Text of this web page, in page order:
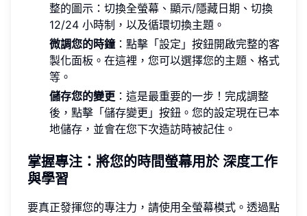
整的圖示：切換全螢幕、顯示/隱藏日期、切換
12/24 小時制，以及循環切換主題。
微調您的時鐘：點擊「設定」按鈕開啟完整的客
製化面板。在這裡，您可以選擇您的主題、格式
等。
儲存您的變更 ：這是最重要的一步！完成調整
後，點擊「儲存變更」按鈕。您的設定現在已本
地儲存，並會在您下次造訪時被記住。
掌握專注：將您的時間螢幕用於深度工作
與學習
要真正發揮您的專注力，請使用全螢幕模式。透過點